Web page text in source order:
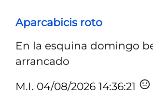
Aparcabicis roto
En la esquina domingo
arrancado
M.I. 04/08/2026 14:36:21